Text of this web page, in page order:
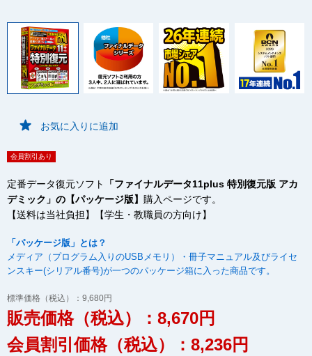
お気に入りに追加
会員割引あり
定番データ復元ソフト
「ファイナルデータ11plus 特別復元版 アカ
デミック」の【パッケージ版】 購入ページです。
【送料は当社負担】【学生・教職員の方向け】
「パッケージ版」とは？
メディア（プログラム入りのUSBメモリ）・冊子マニュアル及びライセ
ンスキー(シリアル番号)が一つのパッケージ箱に入った商品です。
標準価格（税込）：9,680円
販売価格（税込）：8,670円
会員割引価格（税込）：8,236円